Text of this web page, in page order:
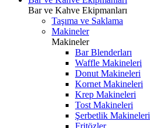
Bar ve Kahve Ekipmanları
Taşıma ve Saklama
Makineler
Makineler
Bar Blenderları
Waffle Makineleri
Donut Makineleri
Kornet Makineleri
Krep Makineleri
Tost Makineleri
Şerbetlik Makineleri
Fritözler